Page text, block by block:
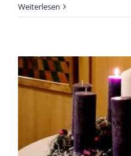
Weiterlesen